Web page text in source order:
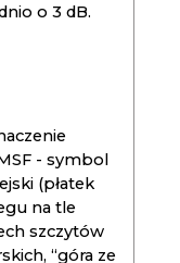
o 3 dB.
- symbol
(płatek
na tle
szczytów
“góra ze